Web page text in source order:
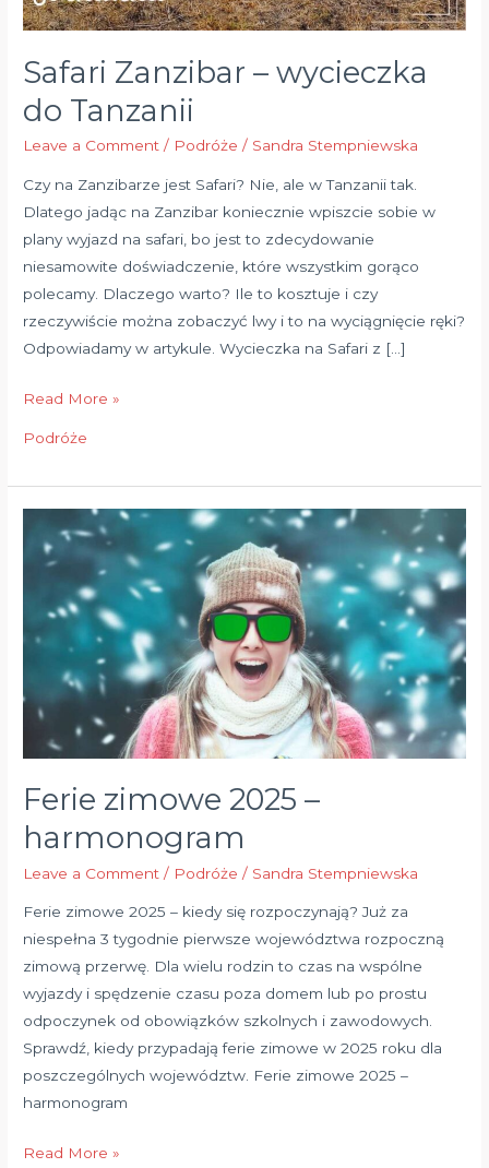
Safari Zanzibar – wycieczka
do Tanzanii
Leave a Comment / Podróże / Sandra Stempniewska
Czy na Zanzibarze jest Safari? Nie, ale w Tanzanii tak.
Dlatego jadąc na Zanzibar koniecznie wpiszcie sobie w
plany wyjazd na safari, bo jest to zdecydowanie
niesamowite doświadczenie, które wszystkim gorąco
polecamy. Dlaczego warto? Ile to kosztuje i czy
rzeczywiście można zobaczyć lwy i to na wyciągnięcie ręki?
Odpowiadamy w artykule. Wycieczka na Safari z […]
Read More »
Podróże
Ferie zimowe 2025 –
harmonogram
Leave a Comment / Podróże / Sandra Stempniewska
Ferie zimowe 2025 – kiedy się rozpoczynają? Już za
niespełna 3 tygodnie pierwsze województwa rozpoczną
zimową przerwę. Dla wielu rodzin to czas na wspólne
wyjazdy i spędzenie czasu poza domem lub po prostu
odpoczynek od obowiązków szkolnych i zawodowych.
Sprawdź, kiedy przypadają ferie zimowe w 2025 roku dla
poszczególnych województw. Ferie zimowe 2025 –
harmonogram
zimowe
harmonogram
Read More »